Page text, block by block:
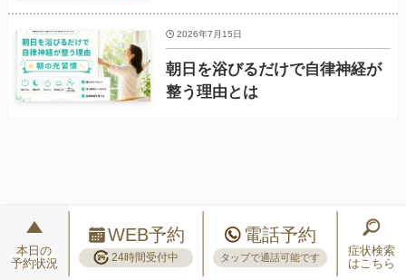
朝日を浴びるだけで自律神経が
整う理由とは
2026年7月15日
本日の
予約状況
WEB予約
24時間受付中
電話予約
タップで通話可能です
症状検索
はこちら